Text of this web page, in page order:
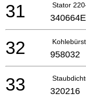
Stator
31 340664E
32 958032
33 320216